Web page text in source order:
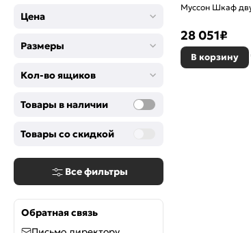
Цена
Размеры
Кол-во ящиков
Товары в наличии
Товары со скидкой
Все фильтры
Обратная связь
Муссон Шкаф
28 051₽
В корзину